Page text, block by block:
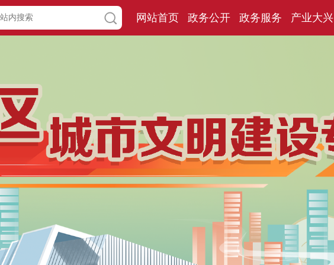
网站首页 政务公开 政务服务 产业大兴